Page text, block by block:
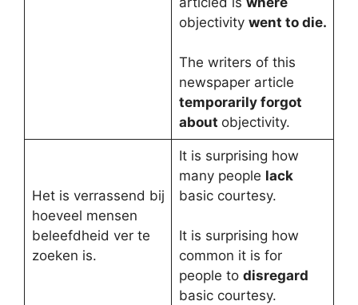
objectivity went to die.
The writers of this
newspaper article
temporarily forgot
about objectivity.
Het is verrassend bij
hoeveel mensen
beleefdheid ver te
zoeken is.
It is surprising how
many people lack
basic courtesy.
It is surprising how
common it is for
people to disregard
basic courtesy.